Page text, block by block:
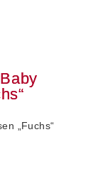
„Fuchs“